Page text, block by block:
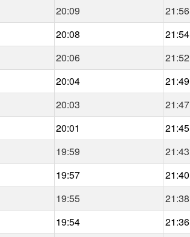
20:09
21:56
20:08
21:54
20:06
21:52
20:04
21:49
20:03
21:47
20:01
21:45
19:59
21:43
19:57
21:40
19:55
21:38
19:54
21:36